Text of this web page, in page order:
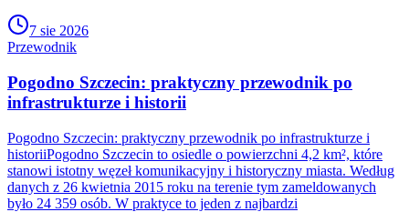
7 sie 2026
Przewodnik
Pogodno Szczecin: praktyczny przewodnik po
infrastrukturze i historii
Pogodno Szczecin: praktyczny przewodnik po infrastrukturze i
historiiPogodno Szczecin to osiedle o powierzchni 4,2 km², które
stanowi istotny węzeł komunikacyjny i historyczny miasta. Według
danych z 26 kwietnia 2015 roku na terenie tym zameldowanych
było 24 359 osób. W praktyce to jeden z najbardzi